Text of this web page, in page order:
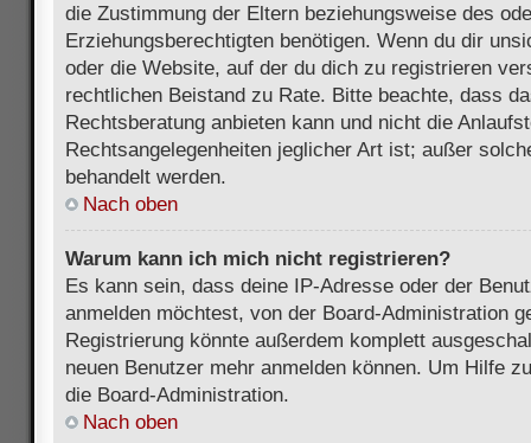
die Zustimmung der Eltern beziehungsweise des
Erziehungsberechtigten benötigen. Wenn du dir
oder die Website, auf der du dich zu registrieren
rechtlichen Beistand zu Rate. Bitte beachte, dass
Rechtsberatung anbieten kann und nicht die
Rechtsangelegenheiten jeglicher Art ist; außer
behandelt werden.
Nach oben
Warum kann ich mich nicht registrieren?
Es kann sein, dass deine IP-Adresse oder der
anmelden möchtest, von der Board-Administration
Registrierung könnte außerdem komplett
neuen Benutzer mehr anmelden können. Um Hilfe
die Board-Administration.
Nach oben